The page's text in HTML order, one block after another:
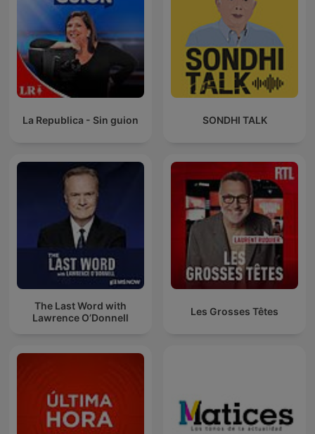
La Republica - Sin guion SONDHI TALK
The Last Word with
Lawrence O’Donnell
Les Grosses Têtes